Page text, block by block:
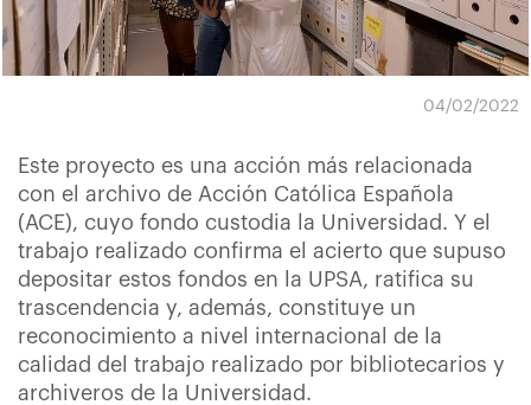
04/02/2022
Este proyecto es una acción más relacionada
con el archivo de Acción Católica Española
(ACE), cuyo fondo custodia la Universidad. Y el
trabajo realizado confirma el acierto que supuso
depositar estos fondos en la UPSA, ratifica su
trascendencia y, además, constituye un
reconocimiento a nivel internacional de la
calidad del trabajo realizado por bibliotecarios y
archiveros de la Universidad.